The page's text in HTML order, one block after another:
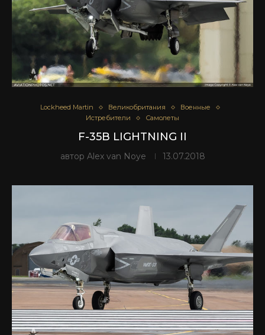
Lockheed Martin Великобритания
Военные
Истребители
Самолеты
F-35B LIGHTNING II
автор Alex van Noye 13.07.2018